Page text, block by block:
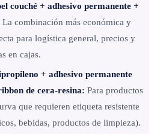
couché + adhesivo permanente +
La combinación más económica y
para logística general, precios y
en cajas.
+ adhesivo permanente
de cera-resina: Para productos
que requieren etiqueta resistente
bebidas, productos de limpieza).